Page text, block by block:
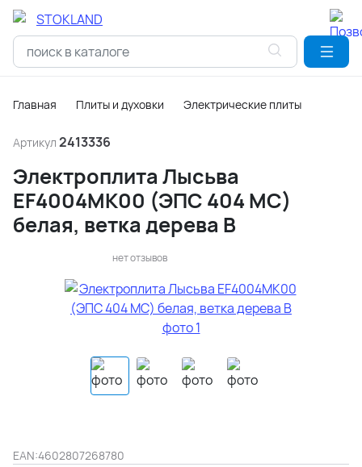
Главная Плиты и духовки Электрические плиты
Артикул 2413336
Электроплита Лысьва
EF4004MK00 (ЭПС 404 МС)
белая, ветка дерева В
нет отзывов
EAN:4602807268780